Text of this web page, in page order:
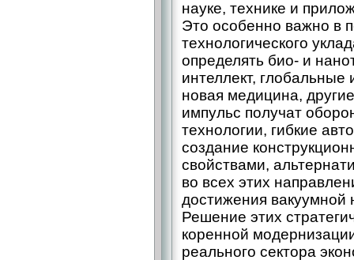
науке, технике и
Это особенно важно в
технологического
определять био- и
интеллект,
новая медицина,
импульс получат
технологии, гибкие
создание
свойствами,
во всех этих
достижения вакуумной
Решение этих
коренной
реального сектора